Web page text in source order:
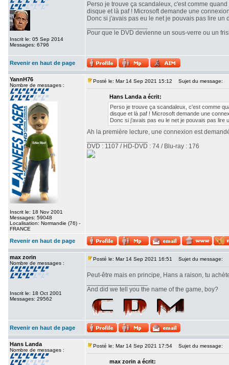
Inscrit le: 05 Sep 2014
Messages: 6796
Perso je trouve ça scandaleux, c'est comme
disque et là paf ! Microsoft demande une
Donc si j'avais pas eu le net je pouvais pas lire un
Pour que le DVD devienne un sous-verre ou un
Revenir en haut de page
YannH76
Nombre de messages :
Inscrit le: 18 Nov 2001
Messages: 59048
Localisation: Normandie (76) -
FRANCE
Posté le: Mar 14 Sep 2021 15:12 Sujet du message:
Hans Landa a écrit:
Perso je trouve ça scandaleux, c'est comme
disque et là paf ! Microsoft demande une
Donc si j'avais pas eu le net je pouvais pas lire
Ah la première lecture, une connexion est
DVD : 1107 / HD-DVD : 74 / Blu-ray : 176
Revenir en haut de page
max zorin
Nombre de messages :
Inscrit le: 18 Oct 2001
Messages: 29562
Posté le: Mar 14 Sep 2021 16:51 Sujet du message:
Peut-être mais en principe, Hans a raison, tu
And did we tell you the name of the game, boy?
Revenir en haut de page
Hans Landa
Nombre de messages :
Posté le: Mar 14 Sep 2021 17:54 Sujet du message:
max zorin a écrit: